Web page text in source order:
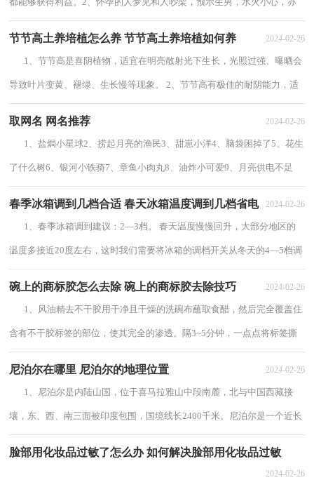
节节高土养培植怎么养 节节高土养培植如何养 2024-02-26
1、节节高是喜阴植物，适宜在明亮散射光下生长，光照过强、曝晒会
导致叶片变黄、褪绿、生长慢等现象。 2、节节高有极佳的耐阴能力，适
取网名 网名推荐 2024-02-26
1、盐焗小星球2、捞起月亮的渔民3、甜崽小洋4、脑袋困掉了5、花生
了什么树6、银河小铁骑7、章鱼小肉丸8、油炸小可爱9、月亮供电不足
春季冰箱调到几档合适 春天冰箱温度调到几档省电 2024-02-26
1、春季冰箱调到建议：2—3档。 春天温度慢慢回升，大部分地区的
温度多接近20度左右，这时我们需要将冰箱的调档开关从冬天的4—5档调
碗上的商标胶怎么去除 碗上的商标胶去除技巧 2024-02-26
1、风油精去不干胶用干净且干燥的洗碗布蘸取食醋，然后完全覆盖住
含有不干胶标签的部位，使其完全的渗透。隔3~5分钟，一点点将标签撕
尼泊尔在哪里 尼泊尔的地理位置 2024-02-26
1、尼泊尔是内陆山国，位于喜马拉雅山中段南麓，北与中国西藏接
壤，东、西、南三面被印度包围，国境线长2400千米。尼泊尔是一个近长
脸部用化妆品过敏了怎么办 如何解决脸部用化妆品过敏
2024-02-26